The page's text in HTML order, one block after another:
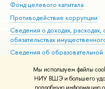
Мы используем файлы
НИУ ВШЭ и большего
Фонд целевого капитала
Противодействие коррупции
Сведения о доходах,
обязательствах
Сведения об образовательной
Людям с ограниченными
Единая платежная страница